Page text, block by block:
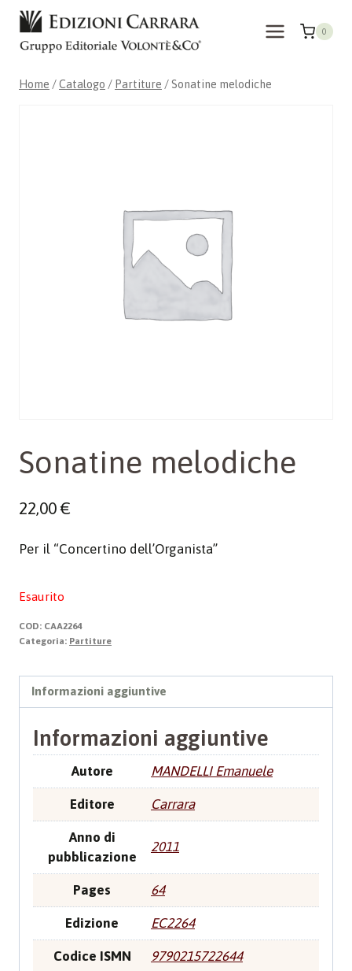
Salta
contenuto
0
Home /Catalogo / Partiture / Sonatine melodiche
Sonatine melodiche
22,00€
Per il “Concertino dell’Organista”
Esaurito
COD: CAA2264
Categoria: Partiture
Informazioni aggiuntive
Informazioni aggiuntive
Autore MANDELLI Emanuele
Editore Carrara
Anno di
pubblicazione
2011
Pages 64
Edizione EC2264
Codice ISMN 9790215722644